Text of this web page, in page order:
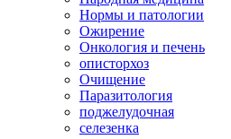
Нормы и патологии
Ожирение
Онкология и печень
описторхоз
Очищение
Паразитология
поджелудочная
селезенка